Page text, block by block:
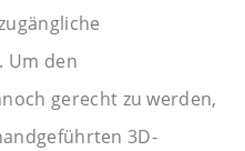
Um den
gerecht zu werden,
3D-